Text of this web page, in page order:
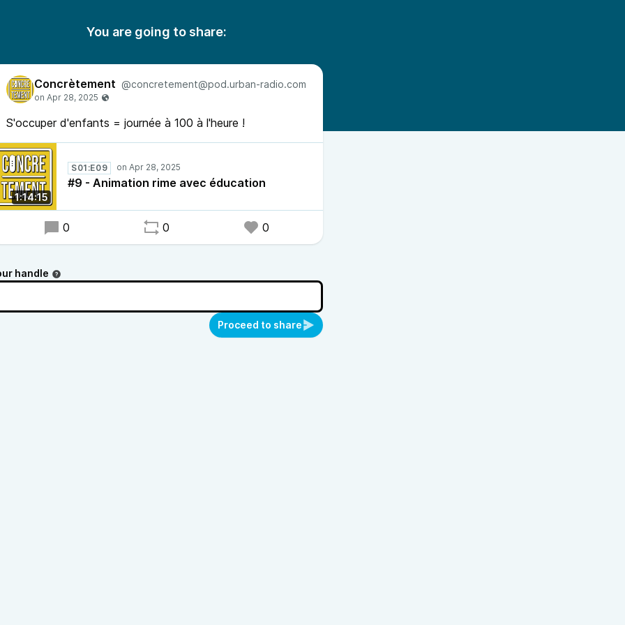
You are going to share:
Concrètement @concretement@pod.urban-radio.com
S'occuper d'enfants = journée à 100 à l'heure !
1:14:15
S01:E09
#9 - Animation rime avec éducation
0 0 0
handle
Proceed to share